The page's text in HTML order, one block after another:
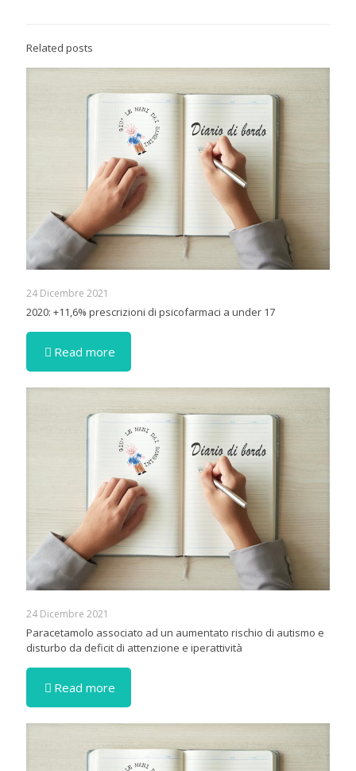
Related posts
24 Dicembre 2021
2020: +11,6% prescrizioni di psicofarmaci a under 17
Read more
24 Dicembre 2021
Paracetamolo associato ad un aumentato rischio di autismo e
disturbo da deficit di attenzione e iperattività
Read more